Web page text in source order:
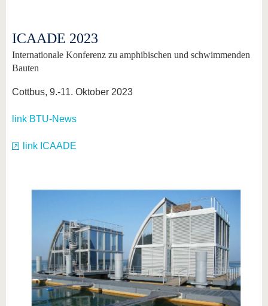
ICAADE 2023
Internationale Konferenz zu amphibischen und schwimmenden
Bauten
Cottbus, 9.-11. Oktober 2023
link BTU-News
link ICAADE